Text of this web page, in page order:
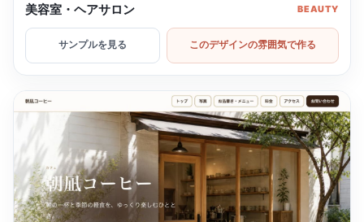
美容室・ヘアサロン BEAUTY
サンプルを見る このデザインの雰囲気で作る